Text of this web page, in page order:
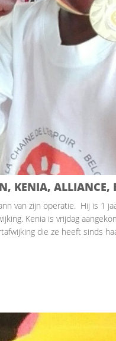
KENIA, ALLIANCE,
van zijn operatie. Hij is 1
Kenia is vrijdag
die ze heeft sinds